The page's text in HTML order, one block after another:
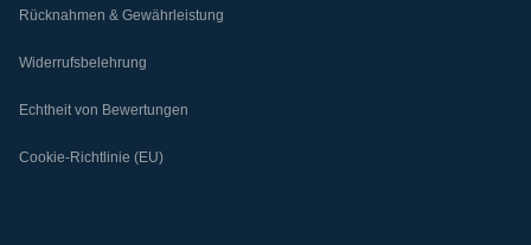
Rücknahmen & Gewährleistung
Widerrufsbelehrung
Echtheit von Bewertungen
Cookie-Richtlinie (EU)